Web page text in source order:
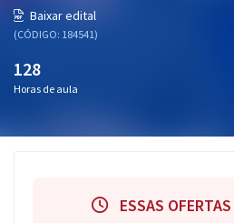
OAB
Conteúdo gratuito
Baixar edital
(CÓDIGO: 184541)
128
Horas de aula
ESSAS